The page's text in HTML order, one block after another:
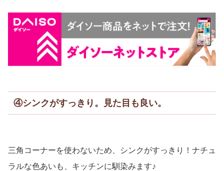
④シンクがすっきり。見た目も良い。
三角コーナーを使わないため、シンクがすっきり！ナチュ
ラルな色あいも、キッチンに馴染みます♪